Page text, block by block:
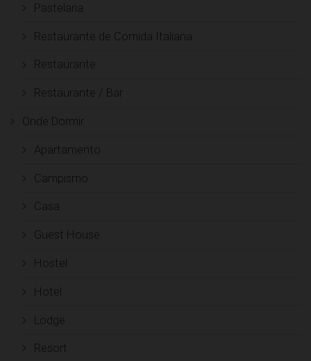
Pastelaria
Restaurante de Comida Italiana
Restaurante
Restaurante / Bar
Onde Dormir
Apartamento
Campismo
Casa
Guest House
Hostel
Hotel
Lodge
Resort